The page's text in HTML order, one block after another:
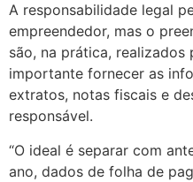
A responsabilidade legal
empreendedor, mas o
são, na prática, realizados
importante fornecer as
extratos, notas fiscais e
responsável.
“O ideal é separar com
ano, dados de folha de